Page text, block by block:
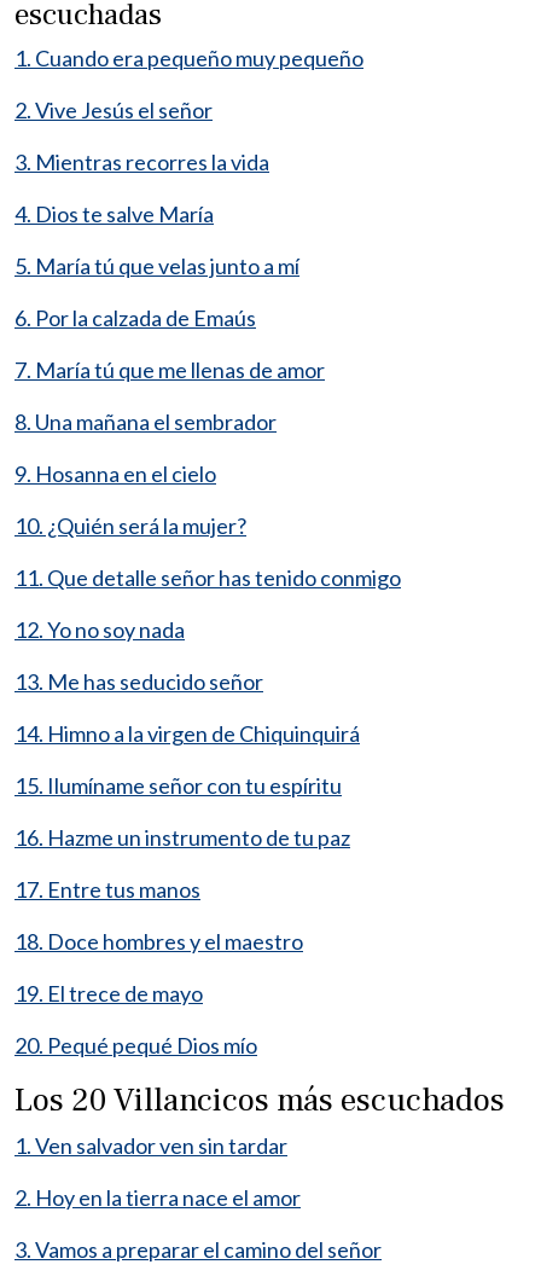
escuchadas
1. Cuando era pequeño muy pequeño
2. Vive Jesús el señor
3. Mientras recorres la vida
4. Dios te salve María
5. María tú que velas junto a mí
6. Por la calzada de Emaús
7. María tú que me llenas de amor
8. Una mañana el sembrador
9. Hosanna en el cielo
10. ¿Quién será la mujer?
11. Que detalle señor has tenido conmigo
12. Yo no soy nada
13. Me has seducido señor
14. Himno a la virgen de Chiquinquirá
15. Ilumíname señor con tu espíritu
16. Hazme un instrumento de tu paz
17. Entre tus manos
18. Doce hombres y el maestro
19. El trece de mayo
20. Pequé pequé Dios mío
Los 20 Villancicos más escuchados
1. Ven salvador ven sin tardar
2. Hoy en la tierra nace el amor
3. Vamos a preparar el camino del señor